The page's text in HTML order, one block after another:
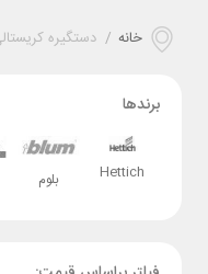
خانه / دستگیره
برندها
Hettich بلوم